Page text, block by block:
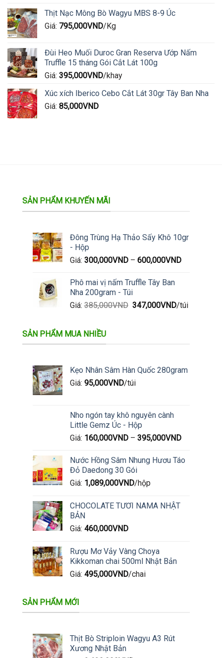
Thịt Nạc Mông Bò Wagyu MBS 8-9 Úc
Giá: 795,000VND/Kg
Đùi Heo Muối Duroc Gran Reserva Ướp Nấm
Truffle 15 tháng Gói Cắt Lát 100g
Giá: 395,000VND/khay
Xúc xích Iberico Cebo Cắt Lát 30gr Tây Ban Nha
Giá: 85,000VND
SẢN PHẨM KHUYẾN MÃI
Đông Trùng Hạ Thảo Sấy Khô 10gr
- Hộp
Giá: 300,000VND– 600,000VND
Phô mai vị nấm Truffle Tây Ban
Nha 200gram - Túi
Giá: 385,000VND Giá
347,000VNDGiá
/túi
SẢN PHẨM MUA NHIỀU
Kẹo Nhân Sâm Hàn Quốc 280gram
Giá: 95,000VND/túi
Nho ngón tay khô nguyên cành
Little Gemz Úc - Hộp
Giá: 160,000VND– 395,000VND
Nước Hồng Sâm Nhung Hươu Táo
Đỏ Daedong 30 Gói
Giá: 1,089,000VND/hộp
CHOCOLATE TƯƠI NAMA NHẬT
BẢN
Giá: 460,000VND
Rượu Mơ Vảy Vàng Choya
Kikkoman chai 500ml Nhật Bản
Giá: 495,000VND/chai
SẢN PHẨM MỚI
Thịt Bò Striploin Wagyu A3 Rút
Xương Nhật Bản